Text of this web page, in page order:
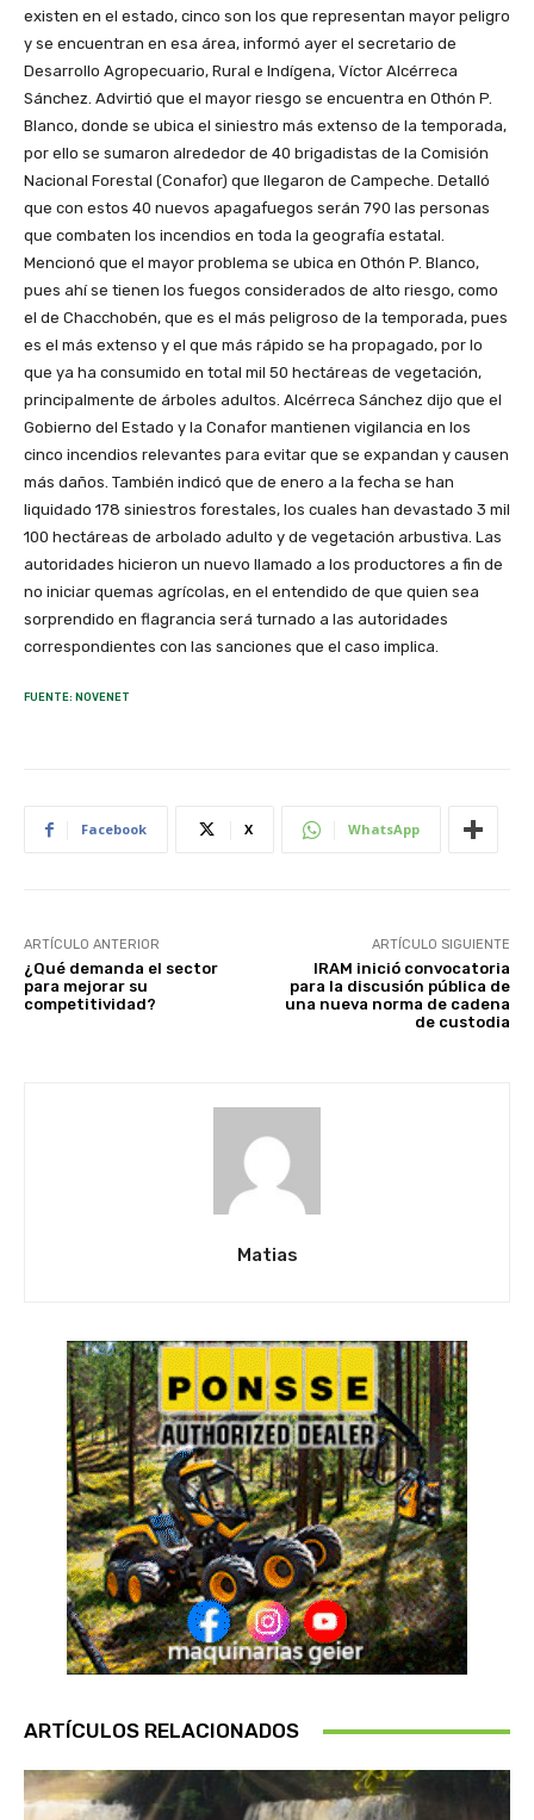
existen en el estado, cinco son los que representan mayor peligro
y se encuentran en esa área, informó ayer el secretario de
Desarrollo Agropecuario, Rural e Indígena, Víctor Alcérreca
Sánchez. Advirtió que el mayor riesgo se encuentra en Othón P.
Blanco, donde se ubica el siniestro más extenso de la temporada,
por ello se sumaron alrededor de 40 brigadistas de la Comisión
Nacional Forestal (Conafor) que llegaron de Campeche. Detalló
que con estos 40 nuevos apagafuegos serán 790 las personas
que combaten los incendios en toda la geografía estatal.
Mencionó que el mayor problema se ubica en Othón P. Blanco,
pues ahí se tienen los fuegos considerados de alto riesgo, como
el de Chacchobén, que es el más peligroso de la temporada, pues
es el más extenso y el que más rápido se ha propagado, por lo
que ya ha consumido en total mil 50 hectáreas de vegetación,
principalmente de árboles adultos. Alcérreca Sánchez dijo que el
Gobierno del Estado y la Conafor mantienen vigilancia en los
cinco incendios relevantes para evitar que se expandan y causen
más daños. También indicó que de enero a la fecha se han
liquidado 178 siniestros forestales, los cuales han devastado 3 mil
100 hectáreas de arbolado adulto y de vegetación arbustiva. Las
autoridades hicieron un nuevo llamado a los productores a fin de
no iniciar quemas agrícolas, en el entendido de que quien sea
sorprendido en flagrancia será turnado a las autoridades
correspondientes con las sanciones que el caso implica.
FUENTE: NOVENET
Facebook X WhatsApp
ARTÍCULO ANTERIOR
¿Qué demanda el sector
para mejorar su
competitividad?
ARTÍCULO SIGUIENTE
IRAM inició convocatoria
para la discusión pública de
una nueva norma de cadena
de custodia
Matias
ARTÍCULOS RELACIONADOS